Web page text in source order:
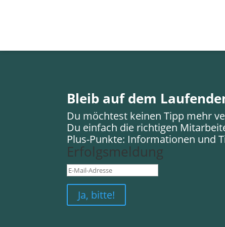
Bleib auf dem
Du möchtest keinen Tipp mehr
Du einfach die richtigen
Plus-Punkte: Informationen und
Erfolgsmeldung
Ja, bitte!